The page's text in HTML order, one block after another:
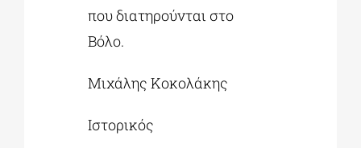
που διατηρούνται στο
Βόλο.
Μιχάλης Κοκολάκης
Ιστορικός